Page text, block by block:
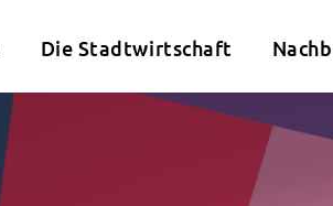
Die Stadtwirtschaft